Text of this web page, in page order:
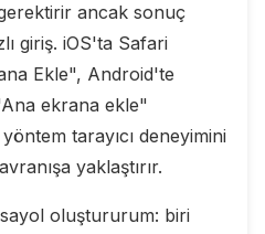
ancak sonuç
giriş. iOS'ta Safari
Ekle", Android'te
ekrana ekle"
tarayıcı deneyimini
yaklaştırır.
oluştururum: biri